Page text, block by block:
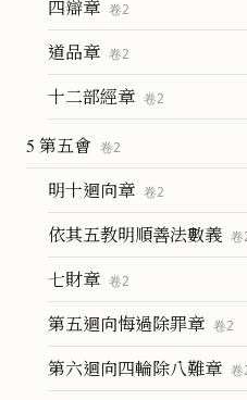
四辯章 卷2
道品章 卷2
十二部經章 卷2
5 第五會 卷2
明十迴向章 卷2
依其五教明順善法數義 卷
七財章 卷2
第五迴向悔過除罪章 卷2
第六迴向四輪除八難章 卷